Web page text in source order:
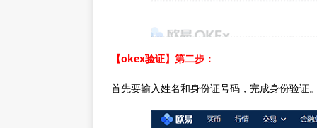
【okex验证】第二步：
首先要输入姓名和身份证号码，完成身份验证